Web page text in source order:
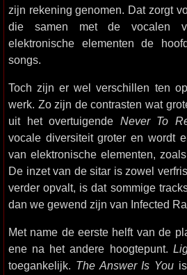
zijn rekening genomen. Dat zorgt
die samen met de vocalen
elektronische elementen de
songs.
Toch zijn er wel verschillen ten
werk. Zo zijn de contrasten wat
uit het overtuigende Never To
vocale diversiteit groter en wordt
van elektronische elementen,
De inzet van de sitar is zowel
verder opvalt, is dat sommige
dan we gewend zijn van Infected
Met name de eerste helft van de
ene na het andere hoogtepunt.
toegankelijk. The Answer Is You